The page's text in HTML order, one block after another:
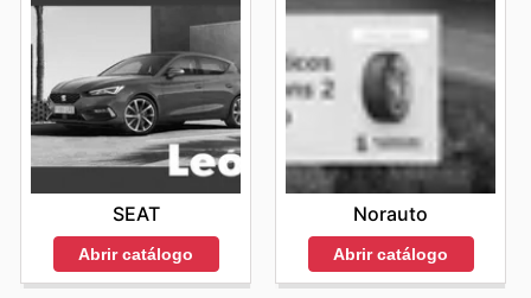
SEAT
Abrir catálogo
Norauto
Abrir catálogo